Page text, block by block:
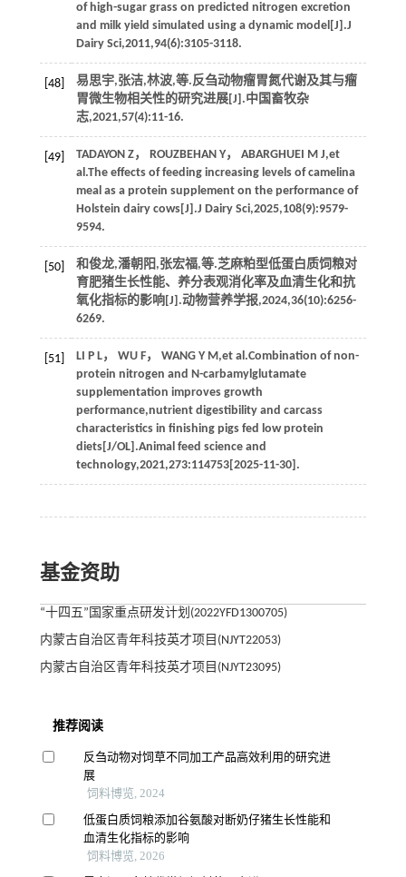
of high-sugar grass on predicted nitrogen excretion
and milk yield simulated using a dynamic model[J].J
Dairy Sci,2011,94(6):3105-3118.
[48] 易思宇,张洁,林波,等.反刍动物瘤胃氮代谢及其与瘤
胃微生物相关性的研究进展[J].中国畜牧杂
志,2021,57(4):11-16.
[49] TADAYON Z， ROUZBEHAN Y， ABARGHUEI M J,et
al.The effects of feeding increasing levels of camelina
meal as a protein supplement on the performance of
Holstein dairy cows[J].J Dairy Sci,2025,108(9):9579-
9594.
[50] 和俊龙,潘朝阳,张宏福,等.芝麻粕型低蛋白质饲粮对
育肥猪生长性能、养分表观消化率及血清生化和抗
氧化指标的影响[J].动物营养学报,2024,36(10):6256-
6269.
[51] LI P L， WU F， WANG Y M,et al.Combination of non-
protein nitrogen and N-carbamylglutamate
supplementation improves growth
performance,nutrient digestibility and carcass
characteristics in finishing pigs fed low protein
diets[J/OL].Animal feed science and
technology,2021,273:114753[2025-11-30].
基金资助
“十四五”国家重点研发计划(2022YFD1300705)
内蒙古自治区青年科技英才项目(NJYT22053)
内蒙古自治区青年科技英才项目(NJYT23095)